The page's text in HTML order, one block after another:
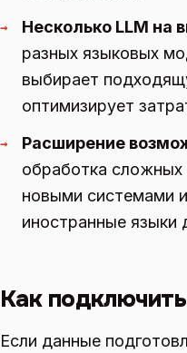
→ Несколько LLM на
разных языковых
выбирает
оптимизирует
→ Расширение
обработка сложных
новыми системами
иностранные языки
Как подключить
Если данные